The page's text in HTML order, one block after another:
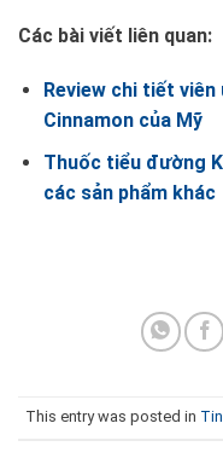
Các bài viết liên quan:
Review chi tiết
Cinnamon của Mỹ
Thuốc tiểu đường
các sản phẩm khác
This entry was posted in